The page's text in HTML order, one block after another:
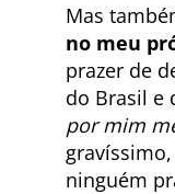
Mas
no meu
prazer de
do Brasil e
por mim
ninguém